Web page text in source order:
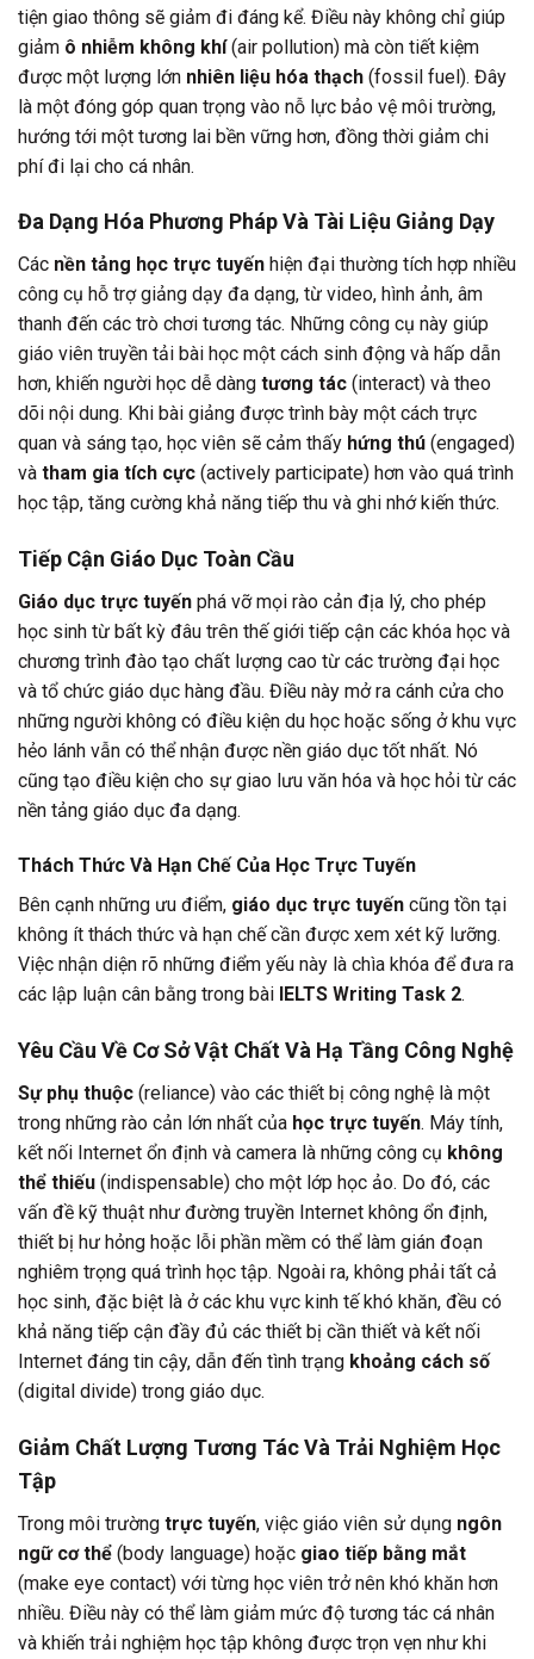
tiện giao thông sẽ giảm đi đáng kể. Điều này không chỉ giúp
giảm ô nhiễm không khí(air pollution) mà còn tiết kiệm
được một lượng lớn nhiên liệu hóa thạch (fossil fuel). Đây
là một đóng góp quan trọng vào nỗ lực bảo vệ môi trường,
hướng tới một tương lai bền vững hơn, đồng thời giảm chi
phí đi lại cho cá nhân.
Đa Dạng Hóa Phương Pháp Và Tài Liệu Giảng Dạy
Các nền tảng học trực tuyến hiện đại thường tích hợp nhiều
công cụ hỗ trợ giảng dạy đa dạng, từ video, hình ảnh, âm
thanh đến các trò chơi tương tác. Những công cụ này giúp
giáo viên truyền tải bài học một cách sinh động và hấp dẫn
hơn, khiến người học dễ dàng tương tác (interact) và theo
dõi nội dung. Khi bài giảng được trình bày một cách trực
quan và sáng tạo, học viên sẽ cảm thấy hứng thú (engaged)
và tham gia tích cực (actively participate) hơn vào quá trình
học tập, tăng cường khả năng tiếp thu và ghi nhớ kiến thức.
Tiếp Cận Giáo Dục Toàn Cầu
Giáo dục trực tuyến phá vỡ mọi rào cản địa lý, cho phép
học sinh từ bất kỳ đâu trên thế giới tiếp cận các khóa học và
chương trình đào tạo chất lượng cao từ các trường đại học
và tổ chức giáo dục hàng đầu. Điều này mở ra cánh cửa cho
những người không có điều kiện du học hoặc sống ở khu vực
hẻo lánh vẫn có thể nhận được nền giáo dục tốt nhất. Nó
cũng tạo điều kiện cho sự giao lưu văn hóa và học hỏi từ các
nền tảng giáo dục đa dạng.
Thách Thức Và Hạn Chế Của Học Trực Tuyến
Bên cạnh những ưu điểm, giáo dục trực tuyến cũng tồn tại
không ít thách thức và hạn chế cần được xem xét kỹ lưỡng.
Việc nhận diện rõ những điểm yếu này là chìa khóa để đưa ra
các lập luận cân bằng trong bài IELTS Writing Task 2.
Yêu Cầu Về Cơ Sở Vật Chất Và Hạ Tầng Công Nghệ
Sự phụ thuộc (reliance) vào các thiết bị công nghệ là một
trong những rào cản lớn nhất của học trực tuyến. Máy tính,
kết nối Internet ổn định và camera là những công cụ không
thể thiếu (indispensable) cho một lớp học ảo. Do đó, các
vấn đề kỹ thuật như đường truyền Internet không ổn định,
thiết bị hư hỏng hoặc lỗi phần mềm có thể làm gián đoạn
nghiêm trọng quá trình học tập. Ngoài ra, không phải tất cả
học sinh, đặc biệt là ở các khu vực kinh tế khó khăn, đều có
khả năng tiếp cận đầy đủ các thiết bị cần thiết và kết nối
Internet đáng tin cậy, dẫn đến tình trạng khoảng cách số
(digital divide) trong giáo dục.
Giảm Chất Lượng Tương Tác Và Trải Nghiệm Học
Tập
Trong môi trường trực tuyến, việc giáo viên sử dụng ngôn
ngữ cơ thể (body language) hoặc giao tiếp bằng mắt
(make eye contact) với từng học viên trở nên khó khăn hơn
nhiều. Điều này có thể làm giảm mức độ tương tác cá nhân
và khiến trải nghiệm học tập không được trọn vẹn như khi